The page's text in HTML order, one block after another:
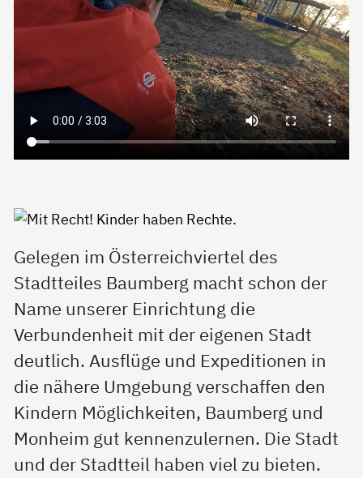
Gelegen im Österreichviertel des
Stadtteiles Baumberg macht schon der
Name unserer Einrichtung die
Verbundenheit mit der eigenen Stadt
deutlich. Ausflüge und Expeditionen in
die nähere Umgebung verschaffen den
Kindern Möglichkeiten, Baumberg und
Monheim gut kennenzulernen. Die Stadt
und der Stadtteil haben viel zu bieten.